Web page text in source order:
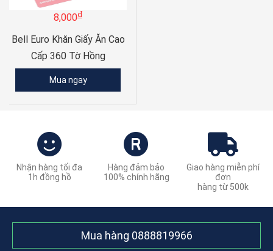
8,000đ
Bell Euro Khăn Giấy Ăn Cao
Cấp 360 Tờ Hồng
Mua ngay
Nhận hàng tối đa
1h đồng hồ
Hàng đảm bảo
100% chính hãng
Giao hàng miễn phí
đơn
hàng từ 500k
Mua hàng 0888819966